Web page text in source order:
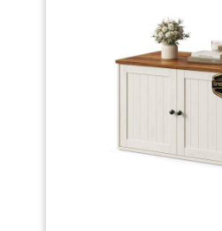
bloqué par la litière grâce à un
D'ESPACE PRIVÉ, PLUS
toilette offre à votre chat un
sécurité pour faire ses
les odeurs et laisse moins de
solution gagnant-gagnant ! 【
DURÉE】Fabriqué en
ce cache-litière est
de charge totale jusqu'à 60 kg)
accompagner, vous et votre